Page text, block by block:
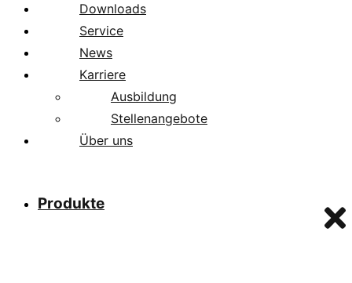
Downloads
Service
News
Karriere
Ausbildung
Stellenangebote
Über uns
Produkte